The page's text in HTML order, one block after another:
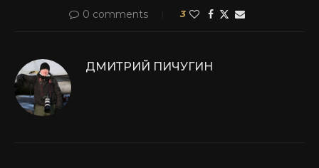
0 comments 3
ДМИТРИЙ ПИЧУГИН